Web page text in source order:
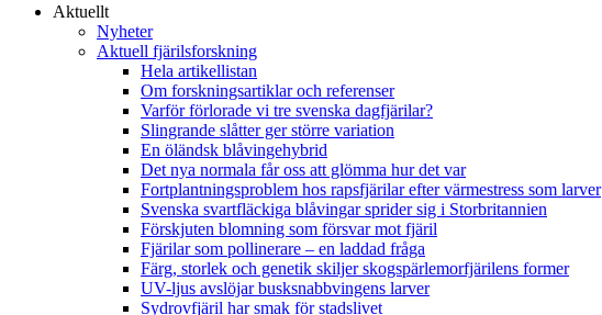
Aktuellt
Nyheter
Aktuell fjärilsforskning
Hela artikellistan
Om forskningsartiklar och referenser
Varför förlorade vi tre svenska dagfjärilar?
Slingrande slåtter ger större variation
En öländsk blåvingehybrid
Det nya normala får oss att glömma hur det var
Fortplantningsproblem hos rapsfjärilar efter värmestress som larver
Svenska svartfläckiga blåvingar sprider sig i Storbritannien
Förskjuten blomning som försvar mot fjäril
Fjärilar som pollinerare – en laddad fråga
Färg, storlek och genetik skiljer skogspärlemorfjärilens former
UV-ljus avslöjar busksnabbvingens larver
Sydrovfjäril har smak för stadslivet